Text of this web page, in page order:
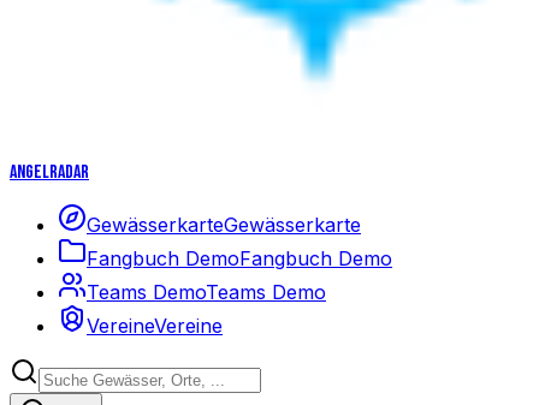
Angelradar
GewässerkarteGewässerkarte
Fangbuch DemoFangbuch Demo
Teams DemoTeams Demo
VereineVereine